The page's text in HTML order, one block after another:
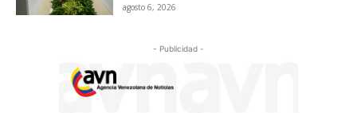
agosto 6, 2026
- Publicidad -